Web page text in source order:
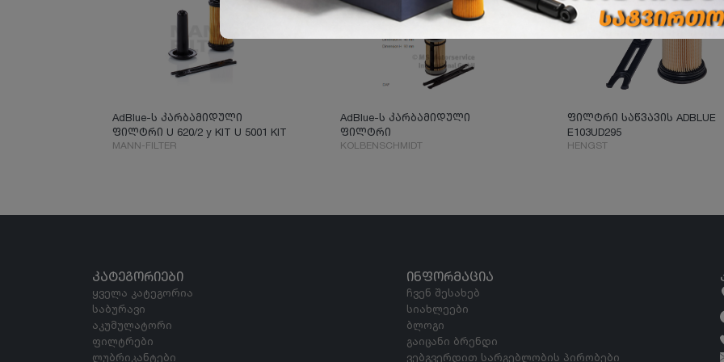
AdBlue-ს კარბამიდული
ფილტრი U 620/2 y KIT U 5001 KIT
MANN-FILTER
AdBlue-ს კარბამიდული
ფილტრი
KOLBENSCHMIDT
ფილტრი საწვავის ADBLUE
E103UD295
HENGST
ᲙᲐᲢᲔᲒᲝᲠᲘᲔᲑᲘ
ყველა კატეგორია
საბურავი
აკუმულატორი
ფილტრები
ლუბრიკანტები
ᲘᲜᲤᲝᲠᲛᲐᲪᲘᲐ
ჩვენ შესახებ
სიახლეები
ბლოგი
გაიცანი ბრენდი
ვებგვერდით სარგებლობის პირობები